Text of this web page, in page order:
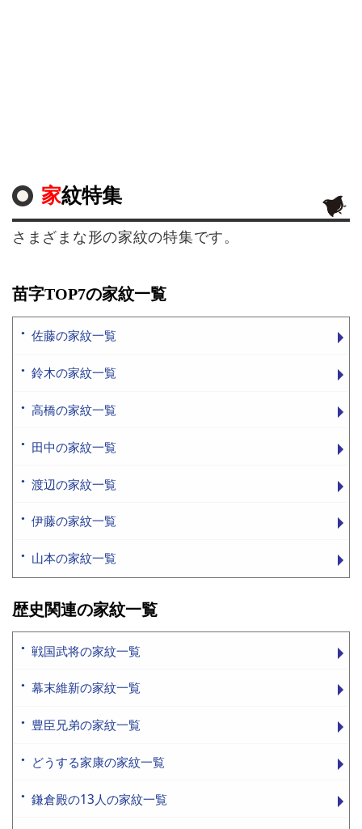
家紋特集
さまざまな形の家紋の特集です。
苗字TOP7の家紋一覧
佐藤の家紋一覧
鈴木の家紋一覧
高橋の家紋一覧
田中の家紋一覧
渡辺の家紋一覧
伊藤の家紋一覧
山本の家紋一覧
歴史関連の家紋一覧
戦国武将の家紋一覧
幕末維新の家紋一覧
豊臣兄弟の家紋一覧
どうする家康の家紋一覧
鎌倉殿の13人の家紋一覧